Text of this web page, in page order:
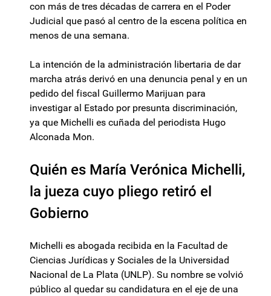
con más de tres décadas de carrera en el Poder
Judicial que pasó al centro de la escena política en
menos de una semana.
La intención de la administración libertaria de dar
marcha atrás derivó en una denuncia penal y en un
pedido del fiscal Guillermo Marijuan para
investigar al Estado por presunta discriminación,
ya que Michelli es cuñada del periodista Hugo
Alconada Mon.
Quién es María Verónica Michelli,
la jueza cuyo pliego retiró el
Gobierno
Michelli es abogada recibida en la Facultad de
Ciencias Jurídicas y Sociales de la Universidad
Nacional de La Plata (UNLP). Su nombre se volvió
público al quedar su candidatura en el eje de una